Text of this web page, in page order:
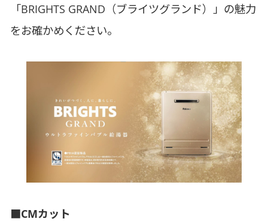
「BRIGHTS GRAND（ブライツグランド）」の魅力
をお確かめください。
■CMカット